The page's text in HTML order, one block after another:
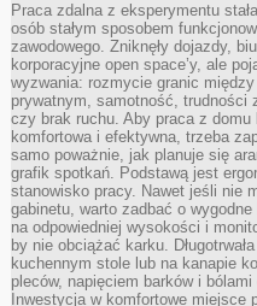
Praca zdalna z eksperymentu
osób stałym sposobem
zawodowego. Zniknęły dojazdy,
korporacyjne open space’y, ale
wyzwania: rozmycie granic
prywatnym, samotność, trudności
czy brak ruchu. Aby praca z domu
komfortowa i efektywna, trzeba
samo poważnie, jak planuje się
grafik spotkań. Podstawą jest
stanowisko pracy. Nawet jeśli nie
gabinetu, warto zadbać o wygodne
na odpowiedniej wysokości i
by nie obciążać karku.
kuchennym stole lub na kanapie
pleców, napięciem barków i bólami
Inwestycja w komfortowe miejsce